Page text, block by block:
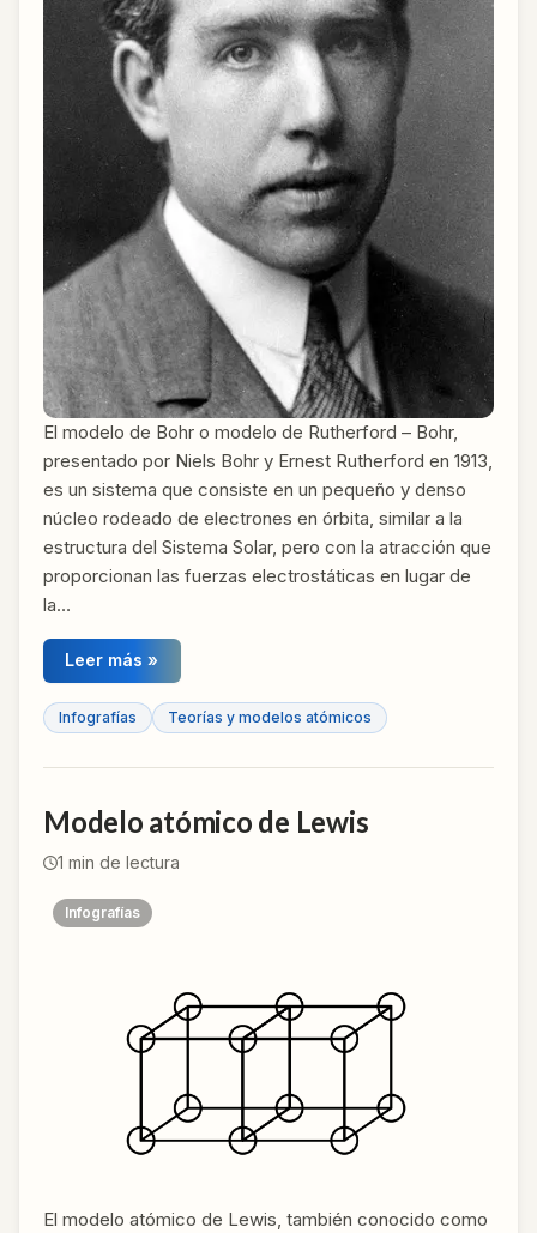
El modelo de Bohr o modelo de Rutherford – Bohr,
presentado por Niels Bohr y Ernest Rutherford en 1913,
es un sistema que consiste en un pequeño y denso
núcleo rodeado de electrones en órbita, similar a la
estructura del Sistema Solar, pero con la atracción que
proporcionan las fuerzas electrostáticas en lugar de
la…
Leer más »
Infografías Teorías y modelos atómicos
Modelo atómico de Lewis
1 min de lectura
Infografías
El modelo atómico de Lewis, también conocido como